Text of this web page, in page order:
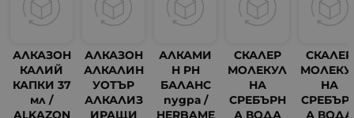
АЛКАЗОН
КАЛИЙ
КАПКИ 37
мл /
ALKAZON
АЛКАЗОН
АЛКАЛИН
УОТЪР
АЛКАЛИЗ
ИРАЩИ
АЛКАМИ
Н PH
БАЛАНС
пудра /
HERBAME
СКАЛЕР
МОЛЕКУЛ
НА
СРЕБЪРН
А ВОДА
СКАЛЕР
НА
А ВОДА